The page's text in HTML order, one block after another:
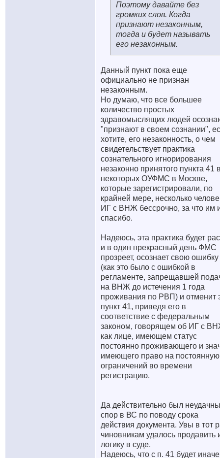
Поэтому давайте без
громких слов. Когда
признают незаконным,
тогда и будет называть
его незаконным.
Данный пункт пока еще
официально не признан
незаконным.
Но думаю, что все большее
количество простых
здравомыслящих людей
"признают в своем сознании",
хотите, его незаконность, о чем
свидетельствует практика
сознательного игнорирования
незаконно принятого пункта 41
некоторых ОУФМС в Москве,
которые зарегистрировали, по
крайней мере, несколько
ИГ с ВНЖ бессрочно, за что им
спасибо.
Надеюсь, эта практика будет
и в один прекрасный день ФМС
прозреет, осознает свою ошибку
(как это было с ошибкой в
регламенте, запрещавшей
на ВНЖ до истечения 1 года
проживания по РВП) и отменит
пункт 41, приведя его в
соответствие с федеральным
законом, говорящем об ИГ с
как лице, имеющем статус
постоянно проживающего и
имеющего право на постоянную
ограничений во времени
регистрацию.
Да действительно был
спор в ВС по поводу срока
действия документа. Увы в тот
чиновникам удалось продавить
логику в суде.
Надеюсь, что с п. 41 будет